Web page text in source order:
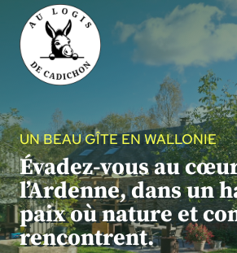
contenu
UN BEAU GÎTE EN WALLONIE
Évadez-vous au
l’Ardenne, dans un
paix où nature et
rencontrent.